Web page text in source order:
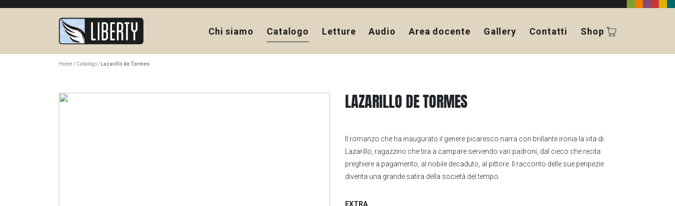
Chi siamo Catalogo Letture Audio Area docente Gallery Contatti Shop
Home Catalogo Lazarillo de Tormes
LAZARILLO DE TORMES
Il romanzo che ha inaugurato il genere picaresco narra con brillante ironia la vita di
Lazarillo, ragazzino che tira a campare servendo vari padroni, dal cieco che recita
preghiere a pagamento, al nobile decaduto, al pittore. Il racconto delle sue peripezie
diventa una grande satira della società del tempo.
EXTRA